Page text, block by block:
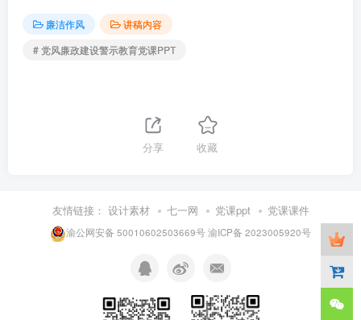
廉洁作风
讲稿内容
# 党风廉政建设警示教育党课PPT
分享 收藏
友情链接： 设计素材 七一网 党课ppt 党课课件
渝公网安备 50010602503669号渝ICP备 2023005920号